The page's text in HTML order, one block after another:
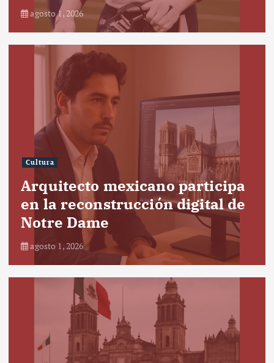
agosto 1, 2026
Cultura
Arquitecto mexicano participa
en la reconstrucción digital de
Notre Dame
agosto 1, 2026